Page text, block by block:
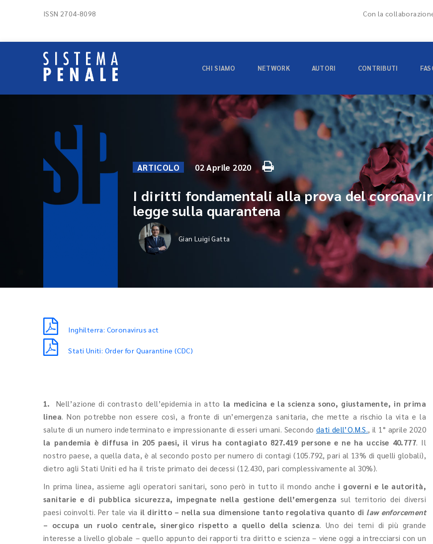
ISSN 2704-8098 Con la
CHI SIAMO NETWORK AUTORI CONTRIBUTI
ARTICOLO 02 Aprile 2020
I diritti fondamentali alla prova del
legge sulla quarantena
Gian Luigi Gatta
Inghilterra: Coronavirus act
Stati Uniti: Order for Quarantine (CDC)
1. Nell’azione di contrasto dell’epidemia in atto la medicina e la scienza sono, giustamente, in prima
linea. Non potrebbe non essere così, a fronte di un’emergenza sanitaria, che mette a rischio la vita e la
salute di un numero indeterminato e impressionante di esseri umani. Secondo dati dell’O.M.S., il 1° aprile 2020
la pandemia è diffusa in 205 paesi, il virus ha contagiato 827.419 persone e ne ha uccise 40.777. Il
nostro paese, a quella data, è al secondo posto per numero di contagi (105.792, pari al 13% di quelli globali),
dietro agli Stati Uniti ed ha il triste primato dei decessi (12.430, pari complessivamente al 30%).
In prima linea, assieme agli operatori sanitari, sono però in tutto il mondo anche i governi e le autorità,
sanitarie e di pubblica sicurezza, impegnate nella gestione dell’emergenza sul territorio dei diversi
paesi coinvolti. Per tale via il diritto – nella sua dimensione tanto regolativa quanto di law enforcement
– occupa un ruolo centrale, sinergico rispetto a quello della scienza. Uno dei temi di più grande
interesse a livello globale – quello appunto dei rapporti tra diritto e scienza – viene oggi a intrecciarsi con un